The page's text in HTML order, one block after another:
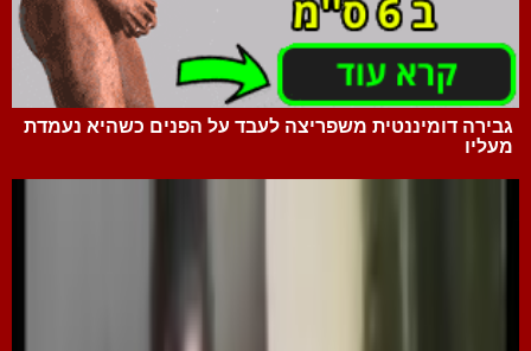
גבירה דומיננטית משפריצה לעבד על הפנים כשהיא נעמדת
מעליו